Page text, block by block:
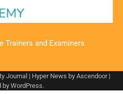
Trainers and Examiners
Journal | Hyper News by Ascendoor|
by WordPress.